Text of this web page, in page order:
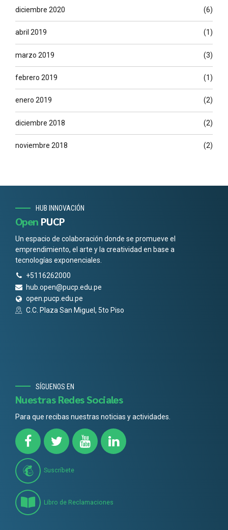
diciembre 2020 (6)
abril 2019 (1)
marzo 2019 (3)
febrero 2019 (1)
enero 2019 (2)
diciembre 2018 (2)
noviembre 2018 (2)
HUB INNOVACIÓN
Open PUCP
Un espacio de colaboración donde se promueve el
emprendimiento, el arte y la creatividad en base a
tecnologías exponenciales.
+5116262000
hub.open@pucp.edu.pe
open.pucp.edu.pe
C.C. Plaza San Miguel, 5to Piso
SÍGUENOS EN
Nuestras Redes Sociales
Para que recibas nuestras noticias y actividades.
Suscríbete
Libro de Reclamaciones